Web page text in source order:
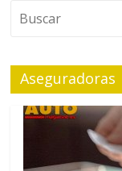
Aseguradoras